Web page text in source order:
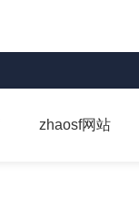
zhaosf网站